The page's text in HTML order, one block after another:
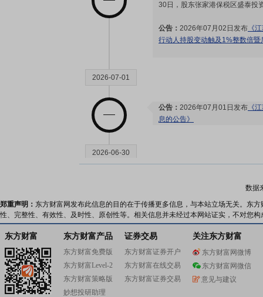
30日，股东张家港保税区盛泰投
公告： 2026年07月02日发布 《
行动人持股变动触及1%整数倍
2026-07-01
公告： 2026年07月01日发布 《
息的公告》
2026-06-30
2026年06月30日因
公告： 2026年06月25日发布 《
司2026年跟踪评级报告》等2条
数据
郑重声明： 东方财富网发布此信息的目的在于传播更多信息，与本站立场无关。东
性、完整性、有效性、及时性、原创性等。相关信息并未经过本网站证实，不对您
东方财富 东方财富产品
东方财富免费版
东方财富Level-2
东方财富策略版
妙想投研助理
证券交易
东方财富证券开户
东方财富在线交易
东方财富证券交易
关注东方财富
东方财富网微博
东方财富网微信
意见与建议